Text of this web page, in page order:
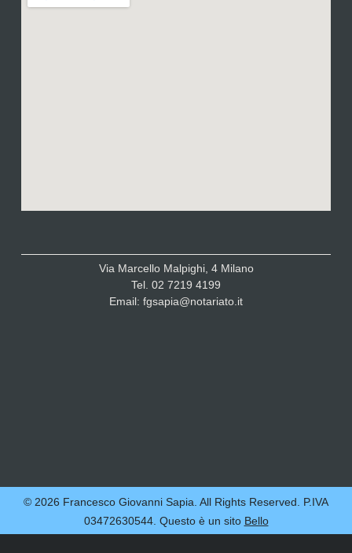
Via Marcello Malpighi, 4 Milano
Tel. 02 7219 4199
Email: fgsapia@notariato.it
© 2026 Francesco Giovanni Sapia. All Rights Reserved. P.IVA
03472630544. Questo è un sito Bello